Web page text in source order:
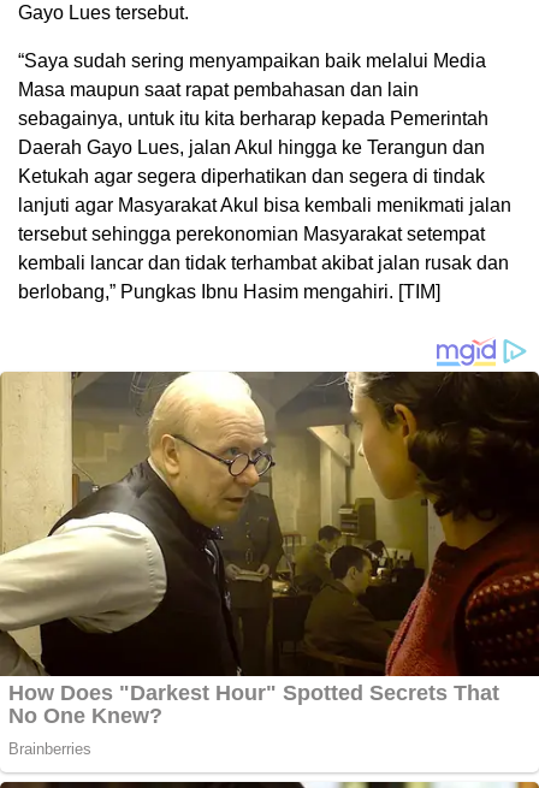
Gayo Lues tersebut.
“Saya sudah sering menyampaikan baik melalui Media
Masa maupun saat rapat pembahasan dan lain
sebagainya, untuk itu kita berharap kepada Pemerintah
Daerah Gayo Lues, jalan Akul hingga ke Terangun dan
Ketukah agar segera diperhatikan dan segera di tindak
lanjuti agar Masyarakat Akul bisa kembali menikmati jalan
tersebut sehingga perekonomian Masyarakat setempat
kembali lancar dan tidak terhambat akibat jalan rusak dan
berlobang,” Pungkas Ibnu Hasim mengahiri. [TIM]